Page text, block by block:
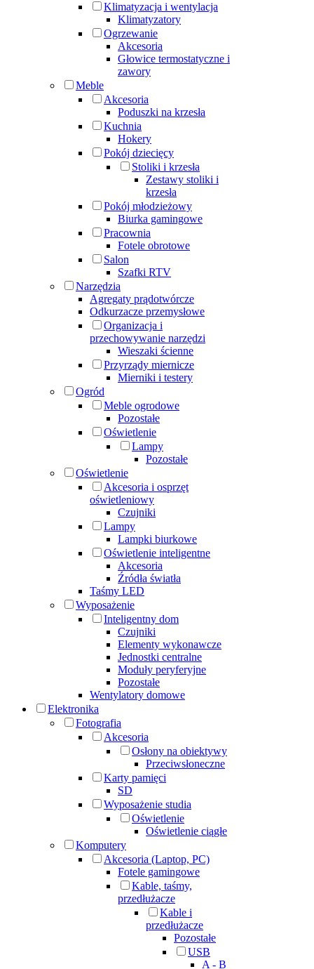
Klimatyzacja i wentylacja
Klimatyzatory
Ogrzewanie
Akcesoria
Głowice termostatyczne i
zawory
Meble
Akcesoria
Poduszki na krzesła
Kuchnia
Hokery
Pokój dziecięcy
Stoliki i krzesła
Zestawy stoliki i
krzesła
Pokój młodzieżowy
Biurka gamingowe
Pracownia
Fotele obrotowe
Salon
Szafki RTV
Narzędzia
Agregaty prądotwórcze
Odkurzacze przemysłowe
Organizacja i
przechowywanie narzędzi
Wieszaki ścienne
Przyrządy miernicze
Mierniki i testery
Ogród
Meble ogrodowe
Pozostałe
Oświetlenie
Lampy
Pozostałe
Oświetlenie
Akcesoria i osprzęt
oświetleniowy
Czujniki
Lampy
Lampki biurkowe
Oświetlenie inteligentne
Akcesoria
Źródła światła
Taśmy LED
Wyposażenie
Inteligentny dom
Czujniki
Elementy wykonawcze
Jednostki centralne
Moduły peryferyjne
Pozostałe
Wentylatory domowe
Elektronika
Fotografia
Akcesoria
Osłony na obiektywy
Przeciwsłoneczne
Karty pamięci
SD
Wyposażenie studia
Oświetlenie
Oświetlenie ciągłe
Komputery
Akcesoria (Laptop, PC)
Fotele gamingowe
Kable, taśmy,
przedłużacze
Kable i
przedłużacze
Pozostałe
USB
A - B